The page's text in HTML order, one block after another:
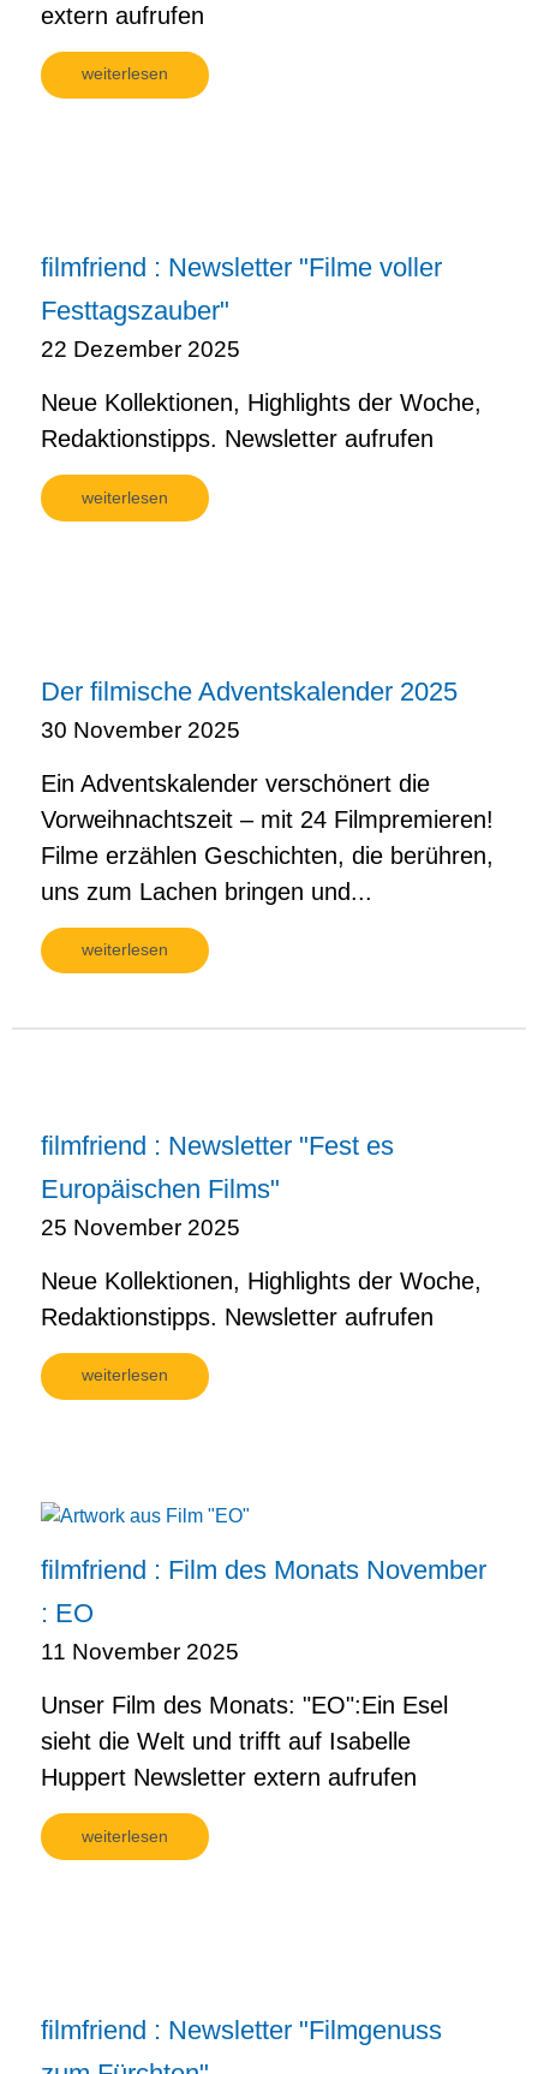
extern aufrufen
weiterlesen
filmfriend : Newsletter "Filme voller
Festtagszauber"
22 Dezember 2025
Neue Kollektionen, Highlights der Woche,
Redaktionstipps. Newsletter aufrufen
weiterlesen
Der filmische Adventskalender 2025
30 November 2025
Ein Adventskalender verschönert die
Vorweihnachtszeit – mit 24 Filmpremieren!
Filme erzählen Geschichten, die berühren,
uns zum Lachen bringen und...
weiterlesen
filmfriend : Newsletter "Fest es
Europäischen Films"
25 November 2025
Neue Kollektionen, Highlights der Woche,
Redaktionstipps. Newsletter aufrufen
weiterlesen
filmfriend : Film des Monats November
: EO
11 November 2025
Unser Film des Monats: "EO":Ein Esel
sieht die Welt und trifft auf Isabelle
Huppert Newsletter extern aufrufen
weiterlesen
filmfriend : Newsletter "Filmgenuss